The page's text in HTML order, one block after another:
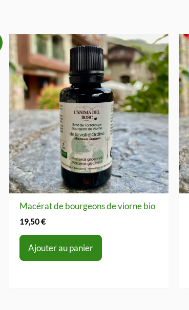
Macérat de bourgeons de viorne bio
19,50€
Ajouter au panier